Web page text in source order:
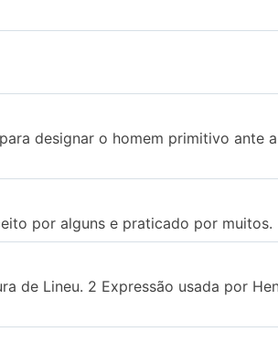
designar o homem primitivo ante
por alguns e praticado por muitos.
de Lineu. 2 Expressão usada por